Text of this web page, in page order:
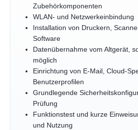
Zubehörkomponenten
WLAN- und Netzwerkeinbindung
Installation von Druckern,
Software
Datenübernahme vom Altgerät,
möglich
Einrichtung von E-Mail, Cloud-
Benutzerprofilen
Grundlegende
Prüfung
Funktionstest und kurze
und Nutzung